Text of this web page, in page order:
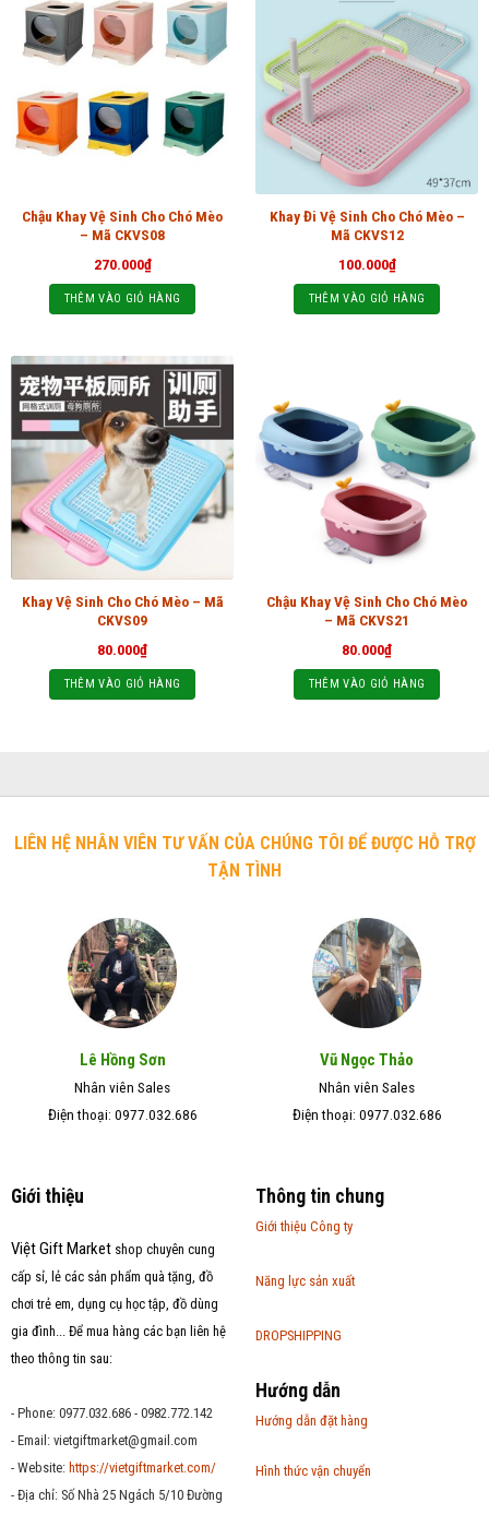
Chậu Khay Vệ Sinh Cho Chó Mèo
– Mã CKVS08
270.000₫
THÊM VÀO GIỎ HÀNG
Khay Đi Vệ Sinh Cho Chó Mèo –
Mã CKVS12
100.000₫
THÊM VÀO GIỎ HÀNG
Khay Vệ Sinh Cho Chó Mèo – Mã
CKVS09
80.000₫
THÊM VÀO GIỎ HÀNG
Chậu Khay Vệ Sinh Cho Chó Mèo
– Mã CKVS21
80.000₫
THÊM VÀO GIỎ HÀNG
LIÊN HỆ NHÂN VIÊN TƯ VẤN CỦA CHÚNG TÔI ĐỂ ĐƯỢC HỖ TRỢ
TẬN TÌNH
Lê Hồng Sơn
Nhân viên Sales
Điện thoại: 0977.032.686
Vũ Ngọc Thảo
Nhân viên Sales
Điện thoại: 0977.032.686
Giới thiệu
Việt Gift Marketshop chuyên cung
cấp sỉ, lẻ các sản phẩm quà tặng, đồ
chơi trẻ em, dụng cụ học tập, đồ dùng
gia đình... Để mua hàng các bạn liên hệ
theo thông tin sau:
- Phone: 0977.032.686 - 0982.772.142
- Email: vietgiftmarket@gmail.com
- Website: https://vietgiftmarket.com/
- Địa chỉ: Số Nhà 25 Ngách 5/10 Đường
Thông tin chung
Giới thiệu Công ty
Năng lực sản xuất
DROPSHIPPING
Hướng dẫn
Hướng dẫn đặt hàng
Hình thức vận chuyển